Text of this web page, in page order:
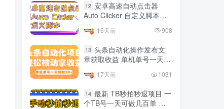
12 安卓高速自动点击器
Auto Clicker 自定义脚本、
工具16天前 908
13 头条自动化操作发布文
章获取收益 单机单号一天下
17天前 1031
14 最新 TB秒拍秒退项目 一
个TB号一天可做几百单 单